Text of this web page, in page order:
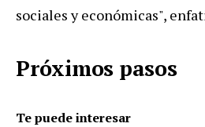
sociales y económicas",
Próximos pasos
Te puede interesar